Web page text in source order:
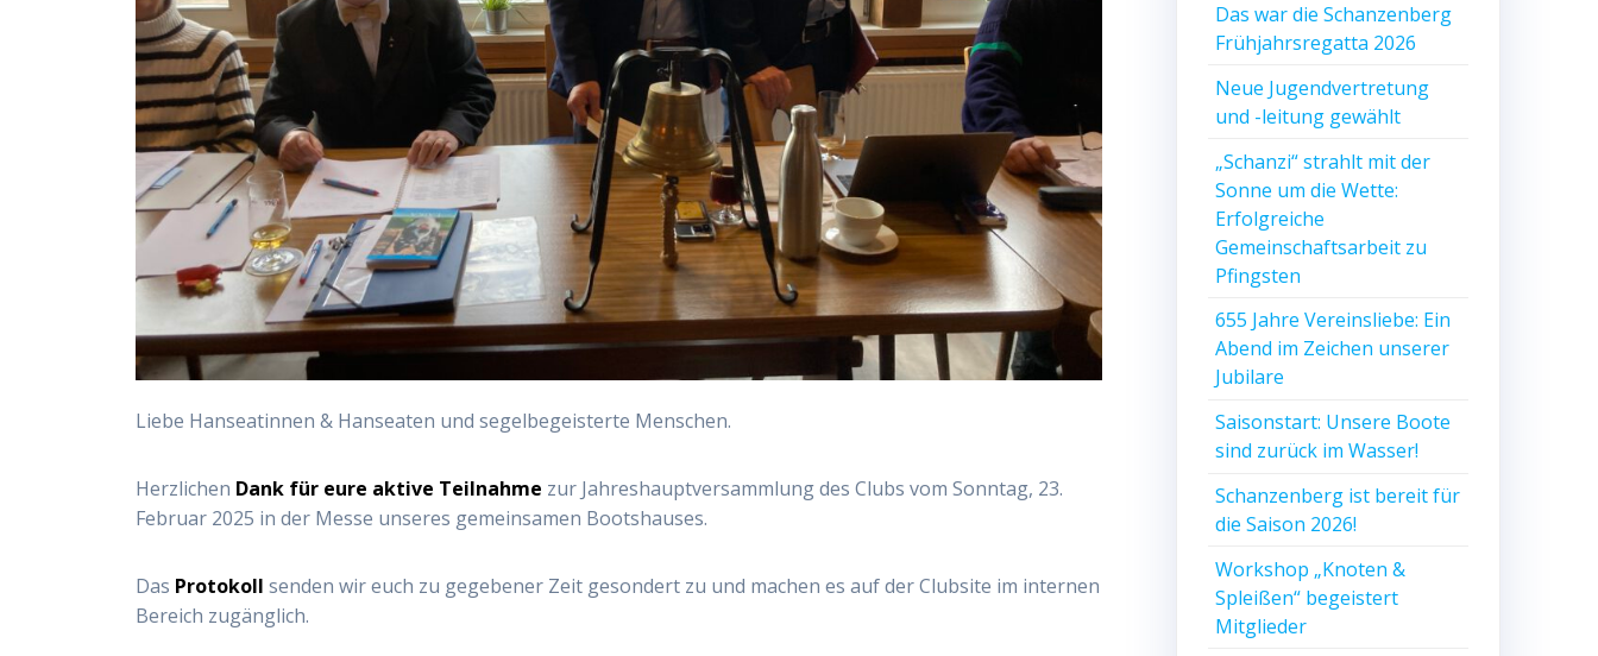
Liebe Hanseatinnen & Hanseaten und segelbegeisterte Menschen.
Herzlichen Dank für eure aktive Teilnahme zur Jahreshauptversammlung des Clubs vom Sonntag, 23.
Februar 2025 in der Messe unseres gemeinsamen Bootshauses.
Das Protokollsenden wir euch zu gegebener Zeit gesondert zu und machen es auf der Clubsite im internen
Bereich zugänglich.
Das war die Schanzenberg
Frühjahrsregatta 2026
Neue Jugendvertretung
und -leitung gewählt
„Schanzi“ strahlt mit der
Sonne um die Wette:
Erfolgreiche
Gemeinschaftsarbeit zu
Pfingsten
655 Jahre Vereinsliebe: Ein
Abend im Zeichen unserer
Jubilare
Saisonstart: Unsere Boote
sind zurück im Wasser!
Schanzenberg ist bereit für
die Saison 2026!
Workshop „Knoten &
Spleißen“ begeistert
Mitglieder